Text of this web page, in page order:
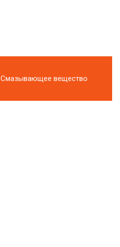
Смазывающее вещество